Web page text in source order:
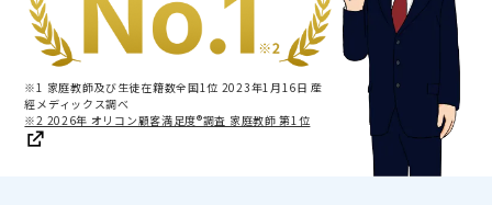
※1 家庭教師及び生徒在籍数全国1位 2023年1月16日 産
經メディックス調べ
※2 2026年 オリコン顧客満足度®調査 家庭教師 第1位